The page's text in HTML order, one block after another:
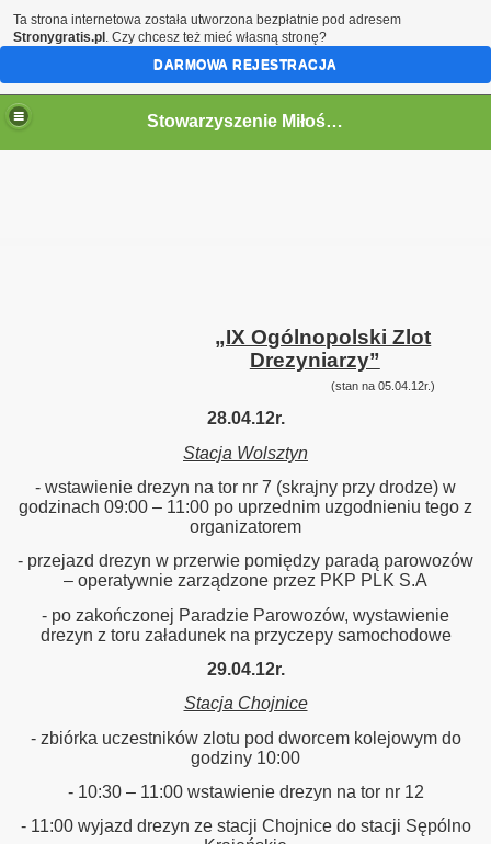
Stowarzyszenie Miłośników Kolei w Jaworzynie Śląskiej.
„IX Ogólnopolski Zlot
Drezyniarzy”
(stan na 05.04.12r.)
28.04.12r.
Stacja Wolsztyn
- wstawienie drezyn na tor nr 7 (skrajny przy drodze) w
godzinach 09:00 – 11:00 po uprzednim uzgodnieniu tego z
organizatorem
- przejazd drezyn w przerwie pomiędzy paradą parowozów
– operatywnie zarządzone przez PKP PLK S.A
- po zakończonej Paradzie Parowozów, wystawienie
drezyn z toru załadunek na przyczepy samochodowe
29.04.12r.
Stacja Chojnice
- zbiórka uczestników zlotu pod dworcem kolejowym do
godziny 10:00
- 10:30 – 11:00 wstawienie drezyn na tor nr 12
- 11:00 wyjazd drezyn ze stacji Chojnice do stacji Sępólno
"Historia i Współczesność"
dawnej magistrali kolejowej Berlin - Wrocław w
Śląska - Kamieniec Ząbkowicki - Nysa oraz Nysa
Ta strona internetowa została utworzona bezpłatnie pod adresem
Stronygratis.pl . Czy chcesz też mieć własną stronę?
DARMOWA REJESTRACJA